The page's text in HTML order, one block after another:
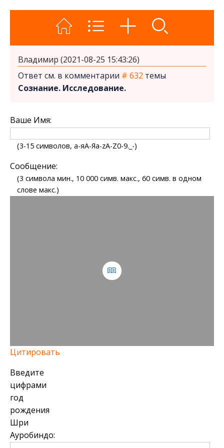
Владимир (2021-08-25 15:43:26)
Ответ см. в комментарии # 632 темы
Сознание. Исследование.
Ваше Имя:
(3-15 символов, а-яА-Яa-zA-Z0-9._-)
Сообщение:
(3 символа мин., 10 000 симв. макс., 60 симв. в одном
слове макс.)
Цитировать
Введите
цифрами
год
рождения
Шри
Ауробиндо: